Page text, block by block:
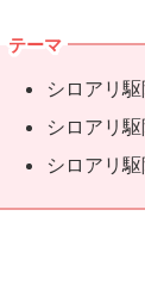
テーマ
シロアリ
シロアリ
シロアリ